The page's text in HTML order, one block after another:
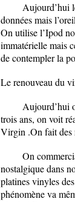
Aujourd’hui
données mais
On utilise l’Ipod
immatérielle mais
de contempler la
Le renouveau du
Aujourd’hui
trois ans, on voit
Virgin .On fait des
On
nostalgique dans
platines vinyles
phénomène va